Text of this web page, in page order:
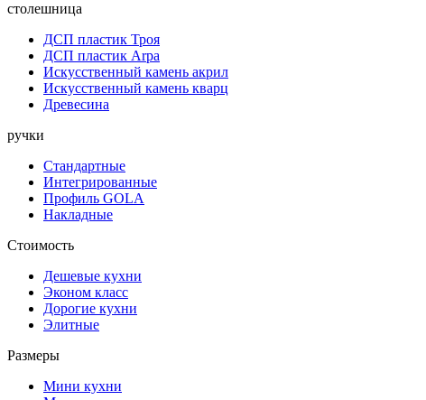
столешница
ДСП пластик Троя
ДСП пластик Arpa
Искусственный камень акрил
Искусственный камень кварц
Древесина
ручки
Стандартные
Интегрированные
Профиль GOLA
Накладные
Стоимость
Дешевые кухни
Эконом класс
Дорогие кухни
Элитные
Размеры
Мини кухни